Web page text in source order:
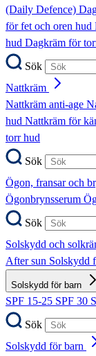
(Daily Defence)
för fet och oren hud
hud Dagkräm för
Sök
Nattkräm
Nattkräm anti-age
hud Nattkräm för
torr hud
Sök
Ögon, fransar och
Ögonbrynsserum
Sök
Solskydd och
After sun Solskydd
Solskydd för barn
SPF 15-25 SPF 30
Sök
Solskydd för barn